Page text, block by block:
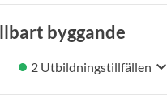
byggande
2 Utbildningstillfällen keyboard_arrow_down